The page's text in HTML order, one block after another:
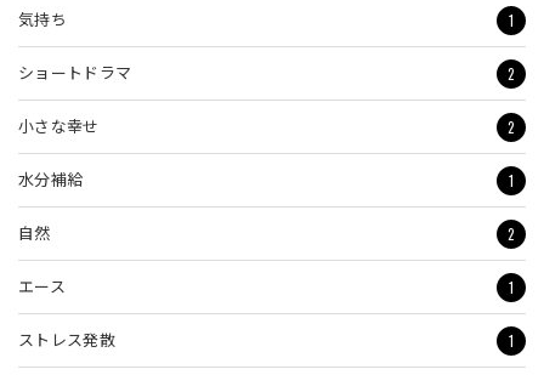
気持ち 1
ショートドラマ 2
小さな幸せ 2
水分補給 1
自然 2
エース 1
ストレス発散 1